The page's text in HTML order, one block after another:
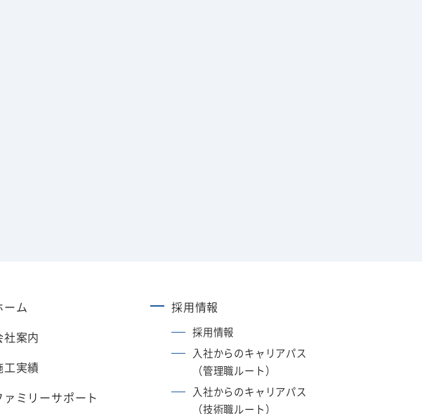
ーム
社案内
工実績
ァミリーサポート
採用情報
採用情報
入社からのキャリアパス
（管理職ルート）
入社からのキャリアパス
（技術職ルート）